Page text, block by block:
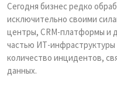
Архив
База знаний
Подписка
Сегодня бизнес редко
исключительно своими
центры, CRM-платформы и
частью ИТ-инфраструктуры
количество инцидентов,
данных.